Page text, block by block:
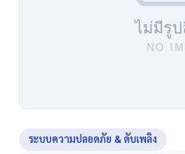
ระบบความปลอดภัย & ดับเพลิง